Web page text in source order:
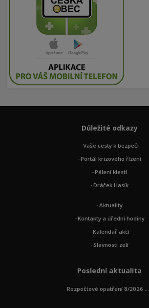
Důležité odkazy
Vaše cesty k bezpečí
Portál krizového řízení
Pálení klestí
Dráček Hasík
Aktuality
Kontakty a úřední hodiny
Kalendář akcí
Slavnosti zelí
Poslední aktualita
Rozpočtové opatření 8/2026 ...